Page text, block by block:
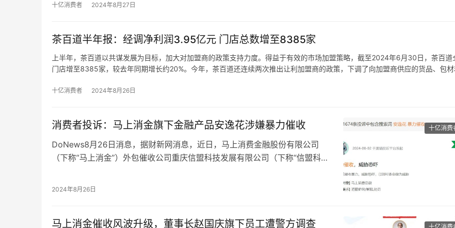
款盲盒小夜灯26日下午三点左右仍在正常销售，且商品详情页的宣传图与产品实物图片一致，均为少了一横的“富贵”。
十亿消费者 2024年8月27日
茶百道半年报：经调净利润3.95亿元 门店总数增至8385家
上半年，茶百道以共谋发展为目标，加大对加盟商的政策支持力度。得益于有效的市场加盟策略，截至2024年6月30日，茶百道
门店增至8385家，较去年同期增长约20%。今年，茶百道还连续两次推出让利加盟商的政策，下调了向加盟商供应的货品、包
根据弗若斯特沙利文对中国现制茶饮店市场的分析报告，截至2023年，按零售额计，茶百道以约6.8%的市场份额位居第三。
十亿消费者 2024年8月26日
十亿消费
消费者投诉：马上消金旗下金融产品安逸花涉嫌暴力催收
DoNews8月26日消息，据财新网消息，近日，马上消费金融股份有限公司
（下称“马上消金”）外包催收公司重庆信盟科技发展有限公司（下称“信盟科
7月26日，有消费者投诉称，马上消金在未经本人同意的前提下默认三方催收
长10.85%，截至2023年底，马上消费金融总资产712.8亿。
2024年8月26日
马上消金催收风波升级，董事长赵国庆旗下员工遭警方调查